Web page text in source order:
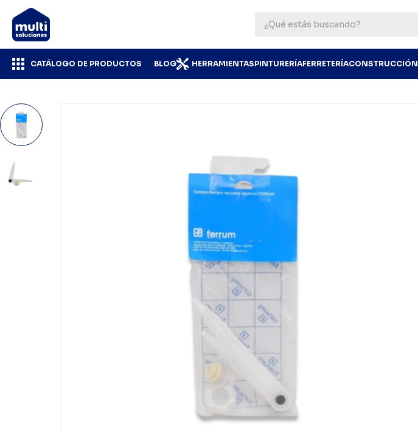
CATÁLOGO DE PRODUCTOS BLOG HERRAMIENTASPINTURERÍAFERRETERÍACONSTRUCCIÓN